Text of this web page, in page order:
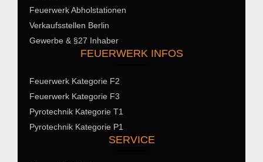
Feuerwerk Abholstationen
Verkaufsstellen Berlin
Gewerbe & §27 Inhaber
FEUERWERK INFOS
Feuerwerk Kategorie F2
Feuerwerk Kategorie F3
Pyrotechnik Kategorie T1
Pyrotechnik Kategorie P1
SERVICE